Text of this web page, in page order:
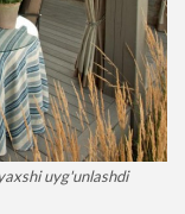
uyg'unlashdi